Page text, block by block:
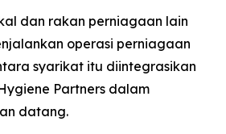
dan rakan perniagaan lain
operasi perniagaan
syarikat itu diintegrasikan
Partners dalam
datang.